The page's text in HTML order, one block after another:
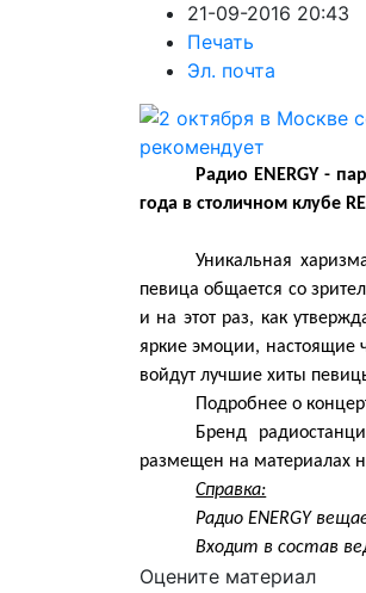
21-09-2016 20:43
Печать
Эл. почта
Радио ENERGY -
года в столичном клубе
Уникальная
певица общается со
и на этот раз, как
яркие эмоции, настоящие
войдут лучшие хиты
Подробнее о
Бренд
размещен на материалах
Справка:
Радио ENERGY
Входит в состав
Оцените материал